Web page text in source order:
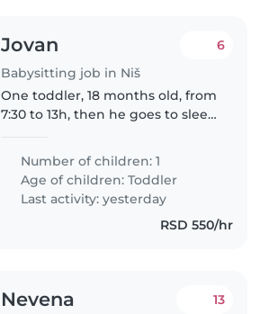
Jovan
Babysitting job in Niš
6
One toddler, 18 months old, from
7:30 to 13h, then he goes to sleep
take care of him.
Number of children: 1
Age of children:Toddler
Last activity: yesterday
RSD 550/hr
Nevena 13